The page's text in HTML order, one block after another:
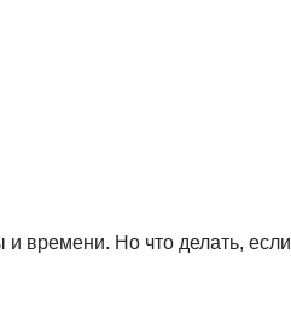
времени. Но что делать, если